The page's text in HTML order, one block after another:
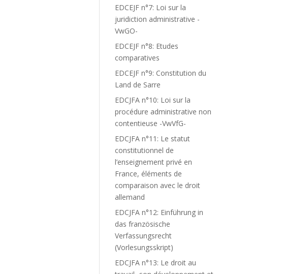
EDCEJF n°7: Loi sur la
juridiction administrative -
VwGO-
EDCEJF n°8: Etudes
comparatives
EDCEJF n°9: Constitution du
Land de Sarre
EDCJFA n°10: Loi sur la
procédure administrative non
contentieuse -VwVfG-
EDCJFA n°11: Le statut
constitutionnel de
l’enseignement privé en
France, éléments de
comparaison avec le droit
allemand
EDCJFA n°12: Einführung in
das französische
Verfassungsrecht
(Vorlesungsskript)
EDCJFA n°13: Le droit au